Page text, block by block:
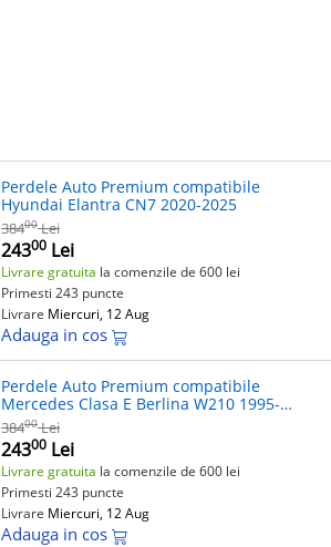
Perdele Auto Premium compatibile
Hyundai Elantra CN7 2020-2025
38400 Lei
24300 Lei
Livrare gratuita la comenzile de 600 lei
Primesti 243 puncte
Livrare Miercuri, 12 Aug
Adauga in cos
Perdele Auto Premium compatibile
Mercedes Clasa E Berlina W210 1995-
2002
38400 Lei
24300 Lei
Livrare gratuita la comenzile de 600 lei
Primesti 243 puncte
Livrare Miercuri, 12 Aug
Adauga in cos